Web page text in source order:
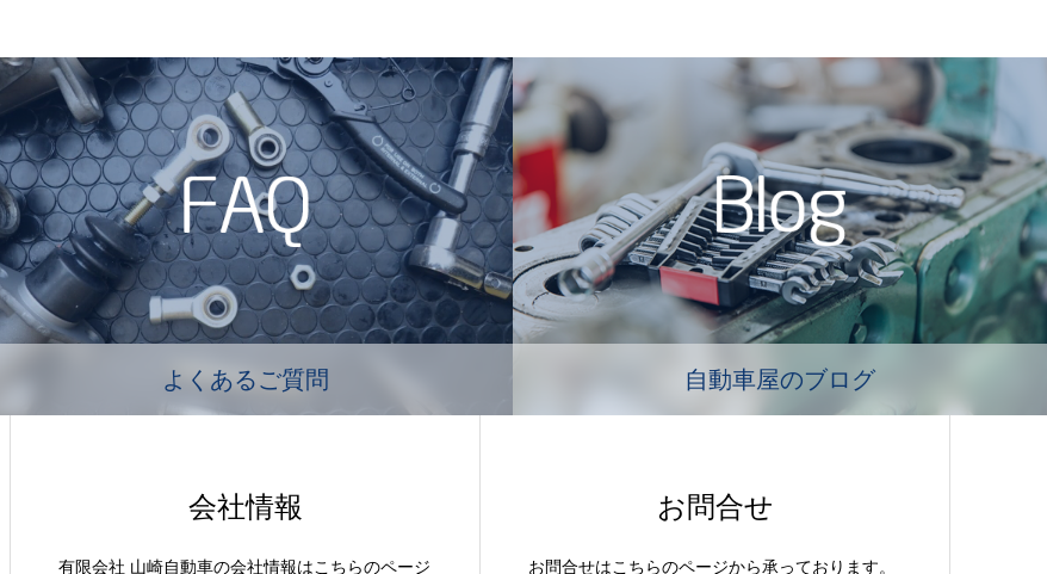
よくあるご質問 自動車屋のブログ
会社情報
有限会社 山崎自動車の会社情報はこちらのページ
お問合せ
お問合せはこちらのページから承っております。